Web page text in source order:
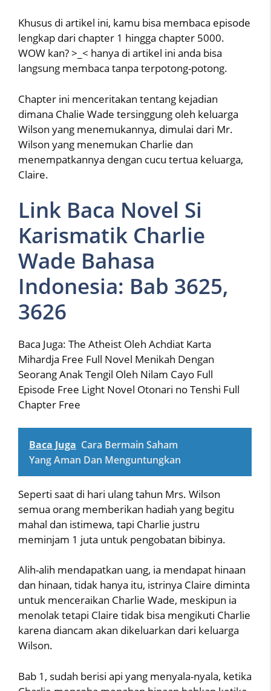
Khusus di artikel ini, kamu bisa membaca episode
lengkap dari chapter 1 hingga chapter 5000.
WOW kan? >_< hanya di artikel ini anda bisa
langsung membaca tanpa terpotong-potong.
Chapter ini menceritakan tentang kejadian
dimana Chalie Wade tersinggung oleh keluarga
Wilson yang menemukannya, dimulai dari Mr.
Wilson yang menemukan Charlie dan
menempatkannya dengan cucu tertua keluarga,
Claire.
Link Baca Novel Si
Karismatik Charlie
Wade Bahasa
Indonesia: Bab 3625,
3626
Baca Juga: The Atheist Oleh Achdiat Karta
Mihardja Free Full Novel Menikah Dengan
Seorang Anak Tengil Oleh Nilam Cayo Full
Episode Free Light Novel Otonari no Tenshi Full
Chapter Free
Baca Juga Cara Bermain Saham
Yang Aman Dan Menguntungkan
Seperti saat di hari ulang tahun Mrs. Wilson
semua orang memberikan hadiah yang begitu
mahal dan istimewa, tapi Charlie justru
meminjam 1 juta untuk pengobatan bibinya.
Alih-alih mendapatkan uang, ia mendapat hinaan
dan hinaan, tidak hanya itu, istrinya Claire diminta
untuk menceraikan Charlie Wade, meskipun ia
menolak tetapi Claire tidak bisa mengikuti Charlie
karena diancam akan dikeluarkan dari keluarga
Wilson.
Bab 1, sudah berisi api yang menyala-nyala, ketika